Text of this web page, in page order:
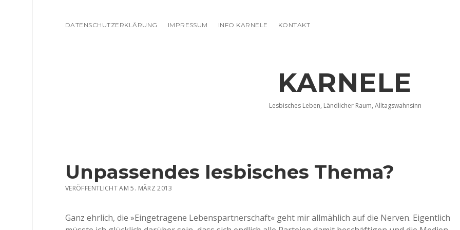
DATENSCHUTZERKLÄRUNG IMPRESSUM INFO KARNELE KONTAKT
KARNELE
Lesbisches Leben, Ländlicher Raum, Alltagswahnsinn
Unpassendes lesbisches Thema?
VERÖFFENTLICHT AM 5. MÄRZ 2013
Ganz ehrlich, die »Eingetragene Lebenspartnerschaft« geht mir allmählich auf die Nerven. Eigentlich